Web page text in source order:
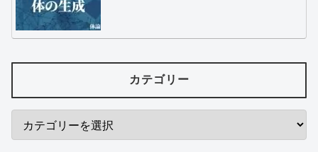
カテゴリー